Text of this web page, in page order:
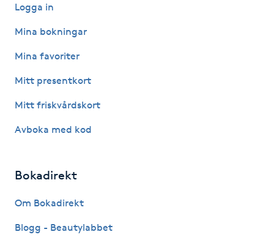
Hot Stone Massage
Hudföryngring
Huduppstramning
Hyaluronsyra
Logga in
Mina bokningar
Mina favoriter
Mitt presentkort
Mitt friskvårdskort
Avboka med kod
Bokadirekt
Om Bokadirekt
Blogg - Beautylabbet